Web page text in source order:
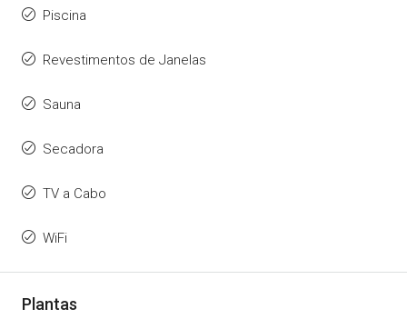
Piscina
Revestimentos de Janelas
Sauna
Secadora
TV a Cabo
WiFi
Plantas